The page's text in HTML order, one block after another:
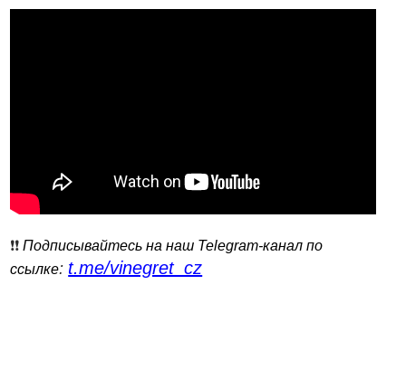
❗️❗️Подписывайтесь на наш Telegram-канал по
ссылке: t.me/vinegret_cz